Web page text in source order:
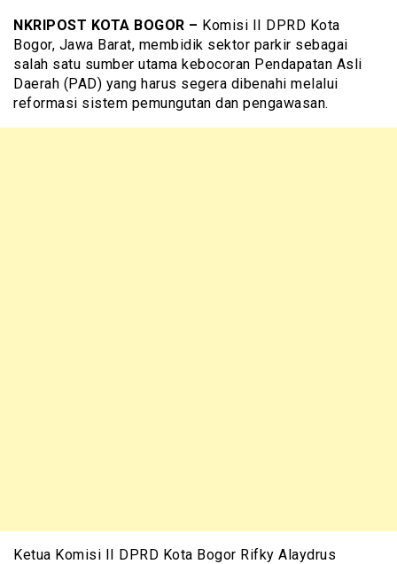
NKRIPOST KOTA BOGOR – Komisi II DPRD Kota
Bogor, Jawa Barat, membidik sektor parkir sebagai
salah satu sumber utama kebocoran Pendapatan Asli
Daerah (PAD) yang harus segera dibenahi melalui
reformasi sistem pemungutan dan pengawasan.
Ketua Komisi II DPRD Kota Bogor Rifky Alaydrus